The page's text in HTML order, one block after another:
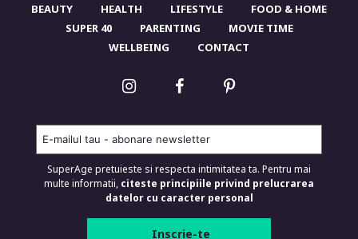
BEAUTY
HEALTH LIFESTYLE
FOOD & HOME
SUPER 40
PARENTING
MOVIE TIME
WELLBEING
CONTACT
SuperAge pretuieste si respecta intimitatea ta. Pentru mai
multe informatii, citeste principiile privind prelucrarea
datelor cu caracter personal